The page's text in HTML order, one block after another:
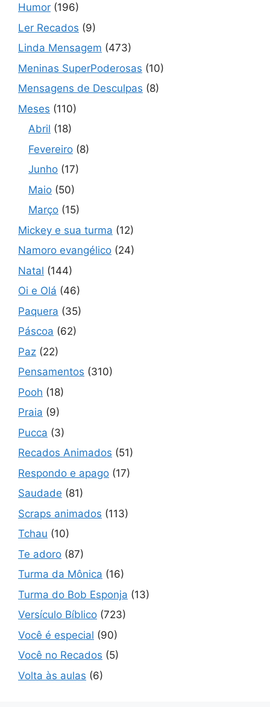
Humor (196)
Ler Recados (9)
Linda Mensagem (473)
Meninas SuperPoderosas (10)
Mensagens de Desculpas (8)
Meses (110)
Abril (18)
Fevereiro (8)
Junho (17)
Maio (50)
Março (15)
Mickey e sua turma (12)
Namoro evangélico (24)
Natal (144)
Oi e Olá (46)
Paquera (35)
Páscoa (62)
Paz (22)
Pensamentos (310)
Pooh (18)
Praia (9)
Pucca (3)
Recados Animados (51)
Respondo e apago (17)
Saudade (81)
Scraps animados (113)
Tchau (10)
Te adoro (87)
Turma da Mônica (16)
Turma do Bob Esponja (13)
Versículo Bíblico (723)
Você é especial (90)
Você no Recados (5)
Volta às aulas (6)